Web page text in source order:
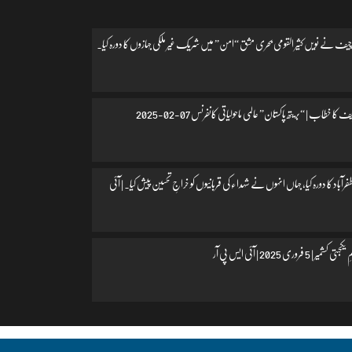
نے نویں کثیر القومی بحری مشق “امن” میں شریک غیر ملکی جہازوں کا دورہ کیا۔
خطاب | “بریتھ پاکستان” عالمی ماحولیاتی کانفرنس 07-02-2025
کا دورہ کیا، جہاں انہوں نے شہداء کی قربانیوں کو خراجِ تحسین پیش کیا۔ | آئی
2025 | آئی ایس پی آر